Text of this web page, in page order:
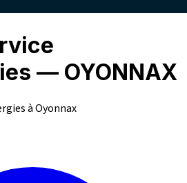
— OYONNAX
à Oyonnax